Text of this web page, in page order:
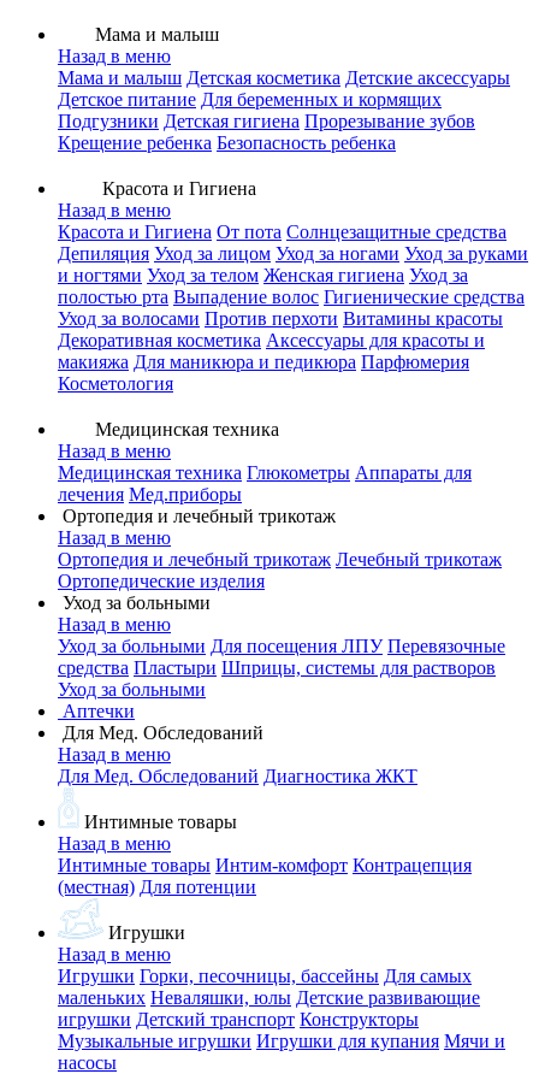
Мама и малыш
Назад в меню
Мама и малыш Детская косметика Детские аксессуары
Детское питание Для беременных и кормящих
Подгузники Детская гигиена Прорезывание зубов
Крещение ребенка Безопасность ребенка
Красота и Гигиена
Назад в меню
Красота и Гигиена От пота Солнцезащитные средства
Депиляция Уход за лицом Уход за ногами Уход за руками
и ногтями Уход за телом Женская гигиена Уход за
полостью рта Выпадение волос Гигиенические средства
Уход за волосами Против перхоти Витамины красоты
Декоративная косметика Аксессуары для красоты и
макияжа Для маникюра и педикюра Парфюмерия
Косметология
Медицинская техника
Назад в меню
Медицинская техника Глюкометры Аппараты для
лечения Мед.приборы
Ортопедия и лечебный трикотаж
Назад в меню
Ортопедия и лечебный трикотаж Лечебный трикотаж
Ортопедические изделия
Уход за больными
Назад в меню
Уход за больными Для посещения ЛПУ Перевязочные
средства Пластыри Шприцы, системы для растворов
Уход за больными
Аптечки
Для Мед. Обследований
Назад в меню
Для Мед. Обследований Диагностика ЖКТ
Интимные товары
Назад в меню
Интимные товары Интим-комфорт Контрацепция
(местная) Для потенции
Игрушки
Назад в меню
Игрушки Горки, песочницы, бассейны Для самых
маленьких Неваляшки, юлы Детские развивающие
игрушки Детский транспорт Конструкторы
Музыкальные игрушки Игрушки для купания Мячи и
насосы